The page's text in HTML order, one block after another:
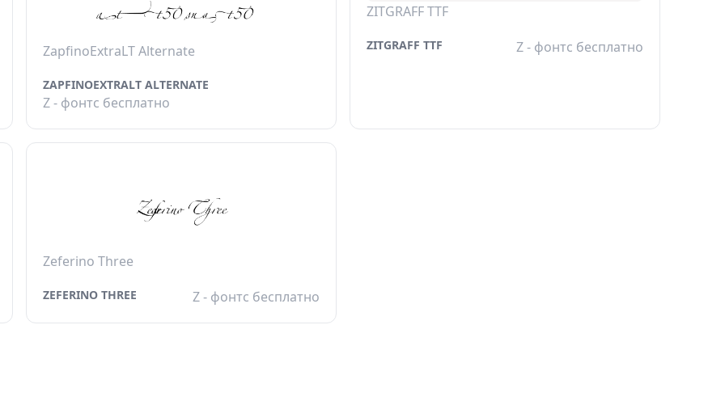
ZapfinoExtraLT Alternate
ZAPFINOEXTRALT ALTERNATE
Z - фонтс бесплатно
ZITGRAFF TTF
ZITGRAFF TTF Z - фонтс бесплатно
Zeferino Three
ZEFERINO THREE Z - фонтс бесплатно